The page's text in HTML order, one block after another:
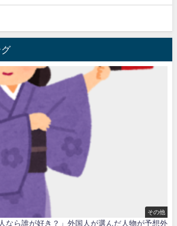
その他
なら誰が好き？」外国人が選んだ人物が予想外